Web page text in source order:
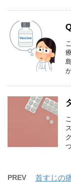
PREV 首すじの